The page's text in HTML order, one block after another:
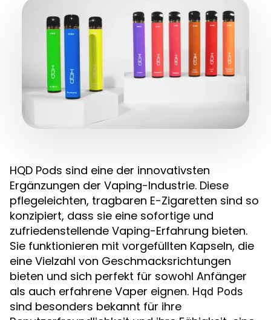
HQD Pods sind eine der innovativsten
Ergänzungen der Vaping-Industrie. Diese
pflegeleichten, tragbaren E-Zigaretten sind so
konzipiert, dass sie eine sofortige und
zufriedenstellende Vaping-Erfahrung bieten.
Sie funktionieren mit vorgefüllten Kapseln, die
eine Vielzahl von Geschmacksrichtungen
bieten und sich perfekt für sowohl Anfänger
als auch erfahrene Vaper eignen. Hqd Pods
sind besonders bekannt für ihre